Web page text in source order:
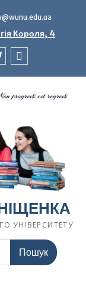
Короля, 4
УНІВЕРСИТЕТУ